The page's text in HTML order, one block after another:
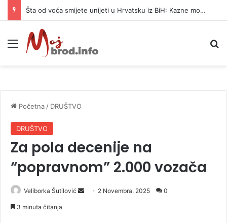
Šta od voća smijete unijeti u Hrvatsku iz BiH: Kazne mogu dostići 13.260 evra
Meni
Početna / DRUŠTVO
DRUŠTVO
Za pola decenije na
“popravnom” 2.000 vozača
Veliborka Šutilović 2 Novembra, 2025 0
3 minuta čitanja